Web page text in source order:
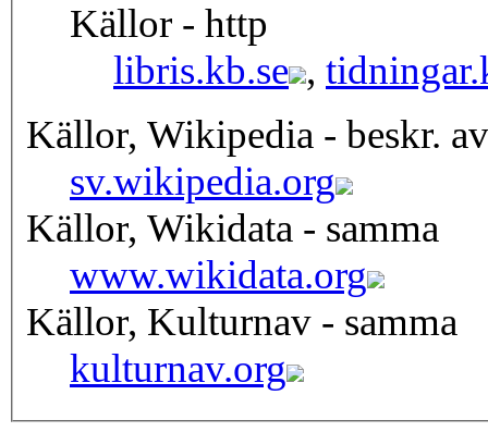
Källor - http
libris.kb.se ,
Källor, Wikipedia - beskr. av
sv.wikipedia.org
Källor, Wikidata - samma
www.wikidata.org
Källor, Kulturnav - samma
kulturnav.org